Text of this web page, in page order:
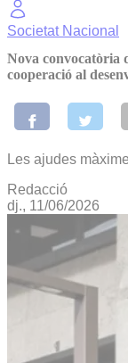
Societat Nacional
Nova convocatòria
cooperació al
Les ajudes
Redacció
dj., 11/06/2026